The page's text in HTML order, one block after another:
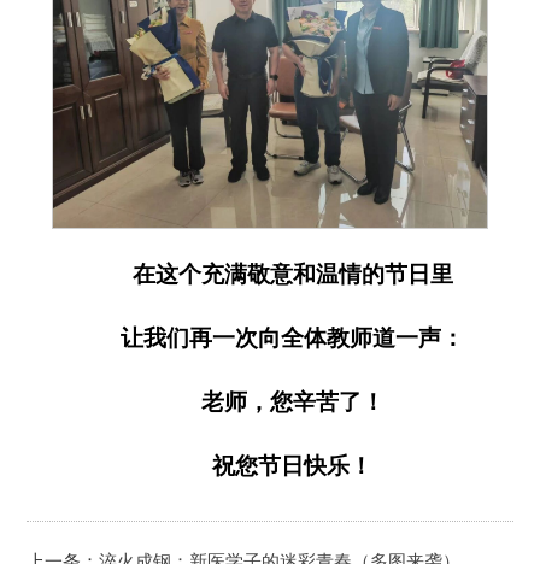
在这个充满敬意和温情的节日里
让我们再一次向全体教师道一声：
老师，您辛苦了！
祝您节日快乐！